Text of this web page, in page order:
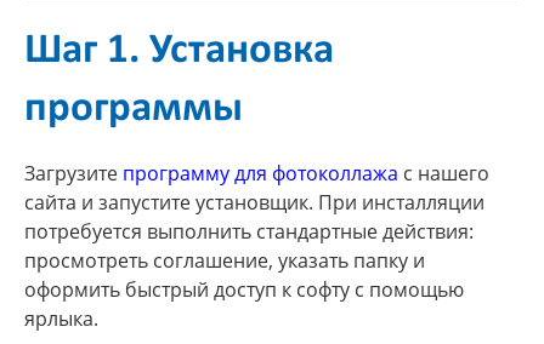
Шаг 1. Установка
программы
Загрузите программу для фотоколлажа с нашего
сайта и запустите установщик. При инсталляции
потребуется выполнить стандартные действия:
просмотреть соглашение, указать папку и
оформить быстрый доступ к софту с помощью
ярлыка.